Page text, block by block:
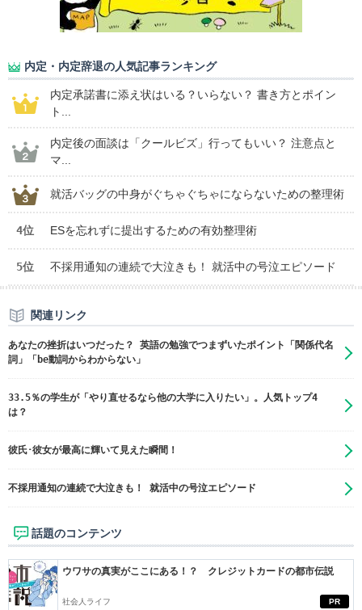
内定・内定辞退の人気記事ランキング
内定承諾書に添え状はいる？いらない？ 書き方とポイン
ト...
内定後の面談は「クールビズ」行ってもいい？ 注意点と
マ...
就活バッグの中身がぐちゃぐちゃにならないための整理術
4位 ESを忘れずに提出するための有効整理術
5位 不採用通知の連続で大泣きも！ 就活中の号泣エピソード
関連リンク
あなたの挫折はいつだった？ 英語の勉強でつまずいたポイント「関係代名
詞」「be動詞からわからない」
33.5％の学生が「やり直せるなら他の大学に入りたい」。人気トップ4
は？
彼氏･彼女が最高に輝いて見えた瞬間！
不採用通知の連続で大泣きも！ 就活中の号泣エピソード
話題のコンテンツ
PR
ウワサの真実がここにある！？ クレジットカードの都市伝説
社会人ライフ